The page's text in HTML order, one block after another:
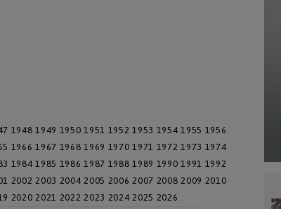
1948 1949 1950 1951 1952 1953 1954 1955 1956
1966 1967 1968 1969 1970 1971 1972 1973 1974
1984 1985 1986 1987 1988 1989 1990 1991 1992
2002 2003 2004 2005 2006 2007 2008 2009 2010
2020 2021 2022 2023 2024 2025 2026